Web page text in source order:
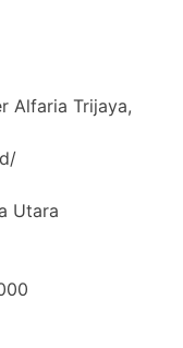
Alfaria Trijaya,
Utara